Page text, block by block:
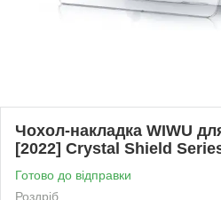
Чохол-накладка WIWU
[2022] Crystal Shield
Готово до відправки
Роздріб